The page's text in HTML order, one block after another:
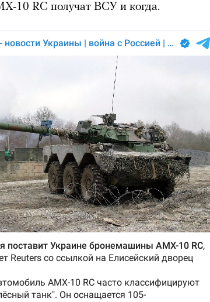
10 RC получат ВСУ и когда.